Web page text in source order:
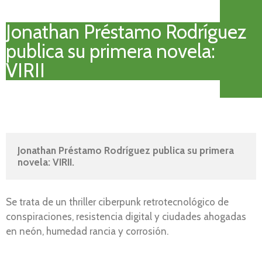
Jonathan Préstamo Rodríguez
publica su primera novela:
VIRII
Jonathan Préstamo Rodríguez publica su primera
novela: VIRII.
Se trata de un thriller ciberpunk retrotecnológico de
conspiraciones, resistencia digital y ciudades ahogadas
en neón, humedad rancia y corrosión.